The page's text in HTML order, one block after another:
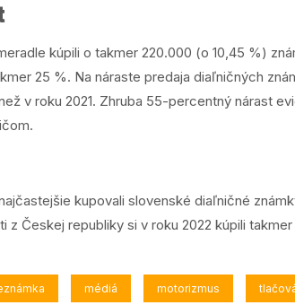
kúpili o takmer 220.000 (o 10,45 %)
25 %. Na náraste predaja diaľničných
v roku 2021. Zhruba 55-percentný nárast
kupovali slovenské diaľničné
z Českej republiky si v roku 2022 kúpili
médiá motorizmus